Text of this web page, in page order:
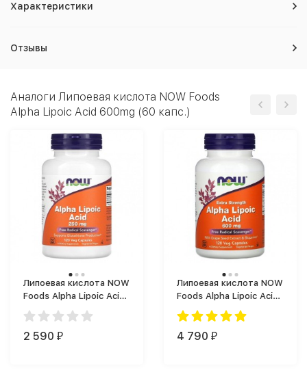
Характеристики
Отзывы
Аналоги Липоевая кислота NOW Foods
Alpha Lipoic Acid 600mg (60 капс.)
Липоевая кислота NOW
Foods Alpha Lipoic Acid
250mg (120 капс.)
2 590 ₽
Липоевая кислота NOW
Foods Alpha Lipoic Acid
600mg (120 капс.)
4 790 ₽